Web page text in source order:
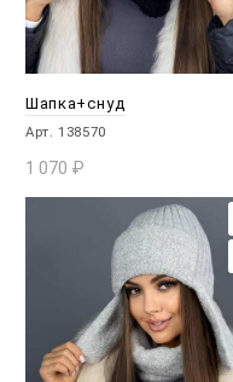
Шапка+снуд
Арт. 138570
1 070 ₽
В КОРЗИНУ